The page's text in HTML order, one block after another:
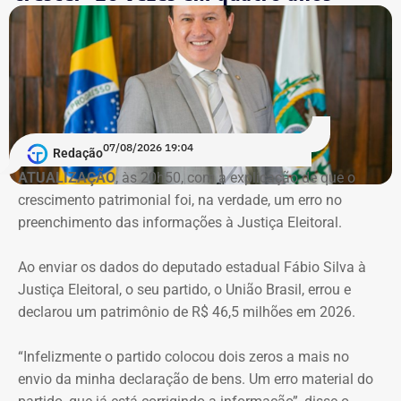
esquema de desvios de recursos públicos durante a
pandemia de Covid-19. Conforme a denúncia do MP, uma
empresa ligada ao empresário teria sido utilizada em
movimentações financeiras investigadas no caso.
Declaração de bens do deputado Rafael Nobre em 2022 — Foto:
Reprodução/Divulgacand
Imóvel de Eduardo Bolsonaro será leiloado por um valor 36% menor ao que
O apartamento que vai à leilão fica na Avenida Pasteu e
tem cerca de 101 metros quadrados. O imóvel se
encontra no terceiro andar de um edifício de frente para a
A Caixa Econômica tentou intimar pessoalmente o ex-
deputado federal. Mas como não conseguiu localizá-lo,
Redação07/08/2026 19:04
ATUALIZAÇÃO, às 20h50, com a explicação de que o
crescimento patrimonial foi, na verdade, um erro no
preenchimento das informações à Justiça Eleitoral.
Ao enviar os dados do deputado estadual Fábio Silva à
Justiça Eleitoral, o seu partido, o União Brasil, errou e
declarou um patrimônio de R$ 46,5 milhões em 2026.
“Infelizmente o partido colocou dois zeros a mais no
envio da minha declaração de bens. Um erro material do